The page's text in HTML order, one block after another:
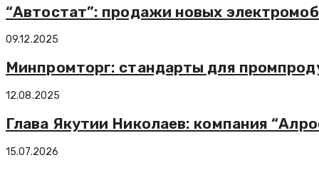
“Автостат”: продажи новых
09.12.2025
Минпромторг: стандарты для
12.08.2025
Глава Якутии Николаев: компания
15.07.2026